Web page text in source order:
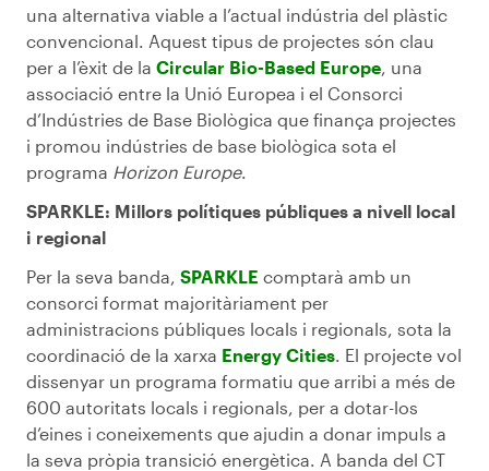
una alternativa viable a l’actual indústria del plàstic
convencional. Aquest tipus de projectes són clau
per a l’èxit de la Circular Bio-Based Europe, una
associació entre la Unió Europea i el Consorci
d’Indústries de Base Biològica que finança projectes
i promou indústries de base biològica sota el
programa Horizon Europe.
SPARKLE: Millors polítiques públiques a nivell local
i regional
Per la seva banda, SPARKLE comptarà amb un
consorci format majoritàriament per
administracions públiques locals i regionals, sota la
coordinació de la xarxa Energy Cities. El projecte vol
dissenyar un programa formatiu que arribi a més de
600 autoritats locals i regionals, per a dotar-los
d’eines i coneixements que ajudin a donar impuls a
la seva pròpia transició energètica. A banda del CT